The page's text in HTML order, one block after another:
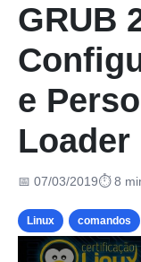
GRUB
e
Loader
📅 07/03/2019⏱ 8
Linux comandos